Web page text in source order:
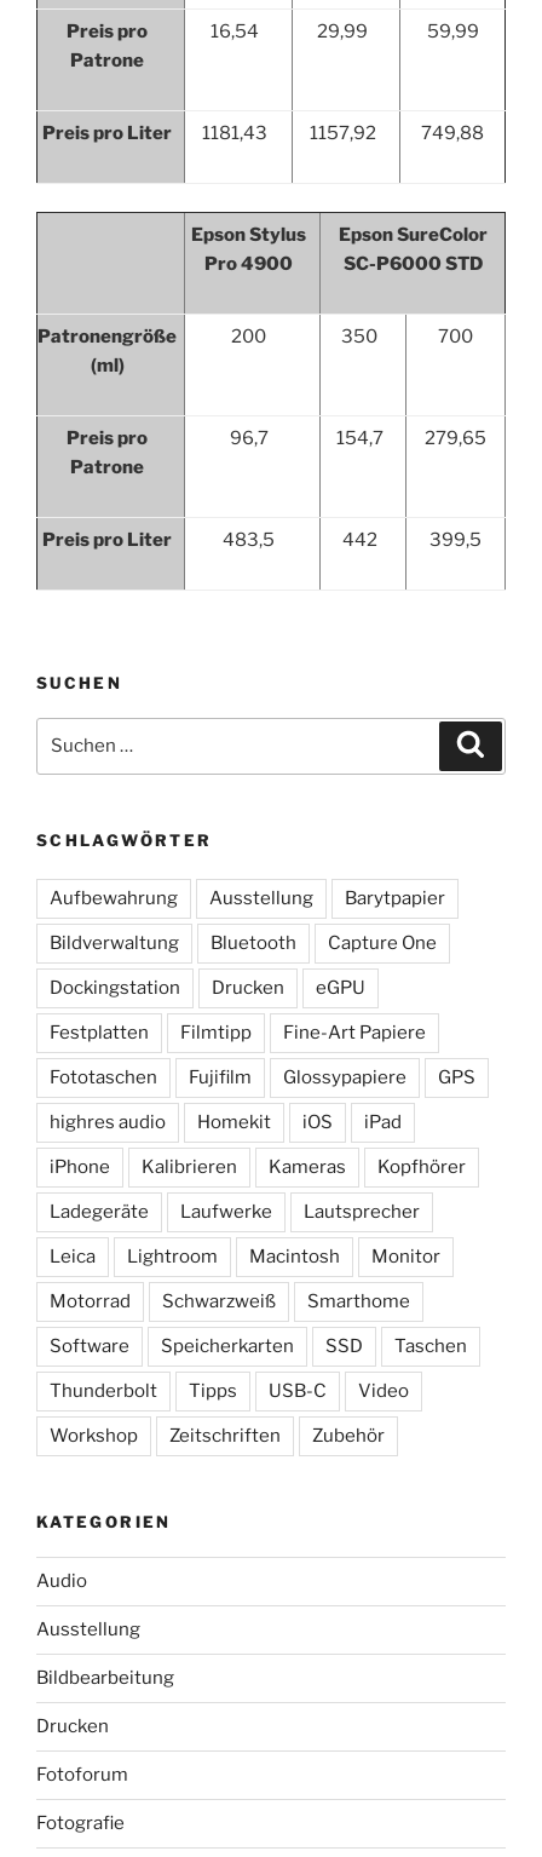
Preis pro
Patrone
16,54 29,99 59,99
Preis pro Liter 1181,43 1157,92 749,88
Epson Stylus
Pro 4900
Epson SureColor
SC-P6000 STD
Patronengröße
(ml)
200 350 700
Preis pro
Patrone
96,7 154,7 279,65
Preis pro Liter 483,5 442 399,5
SUCHEN
nach:
SCHLAGWÖRTER
Aufbewahrung Ausstellung Barytpapier
Bildverwaltung Bluetooth Capture One
Dockingstation Drucken eGPU
Festplatten Filmtipp Fine-Art Papiere
Fototaschen Fujifilm Glossypapiere GPS
highres audio Homekit iOS iPad
iPhone Kalibrieren Kameras Kopfhörer
Ladegeräte Laufwerke Lautsprecher
Leica Lightroom Macintosh Monitor
Motorrad Schwarzweiß Smarthome
Software Speicherkarten SSD Taschen
Thunderbolt Tipps USB-C Video
Workshop Zeitschriften Zubehör
KATEGORIEN
Audio
Ausstellung
Bildbearbeitung
Drucken
Fotoforum
Fotografie